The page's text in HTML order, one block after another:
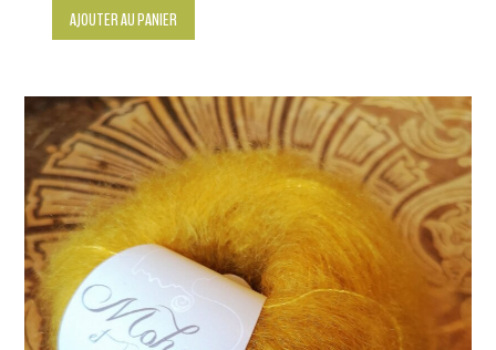
AJOUTER AU PANIER